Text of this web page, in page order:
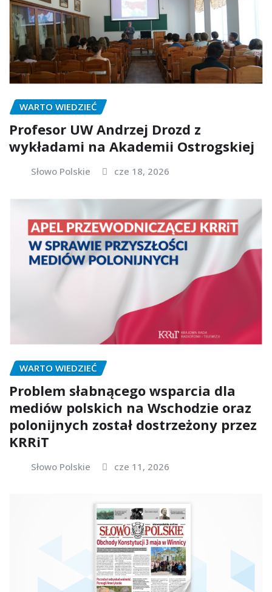
WARTO WIEDZIEĆ
Profesor UW Andrzej Drozd z
wykładami na Akademii Ostrogskiej
Słowo Polskie cze 18, 2026
WARTO WIEDZIEĆ
Problem słabnącego wsparcia dla
mediów polskich na Wschodzie oraz
polonijnych został dostrzeżony przez
KRRiT
Słowo Polskie cze 11, 2026